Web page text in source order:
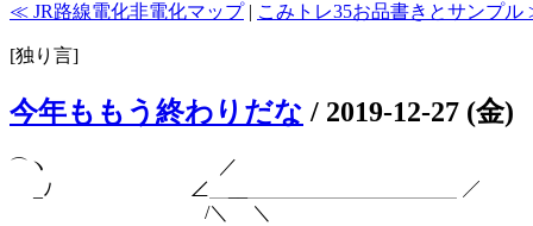
≪ JR路線電化非電化マップ| こみトレ35お品書きとサンプ
[独り言]
今年ももう終わりだな / 2019-12-27 (金)
⌒ヽ ／
_ﾉ ∠＿__＿＿＿＿＿＿＿＿＿
/＼ ＼